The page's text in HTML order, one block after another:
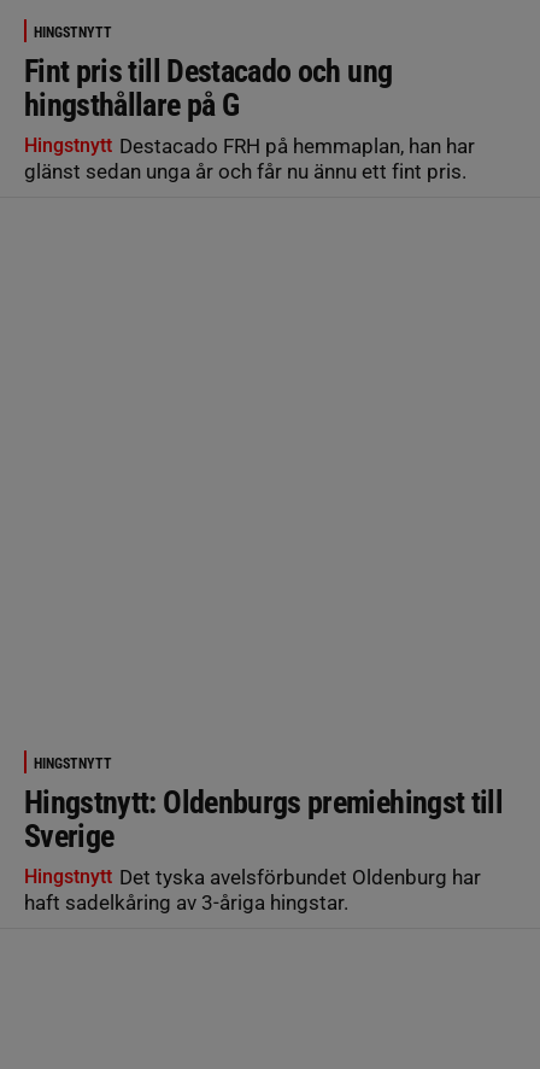
HINGSTNYTT
Fint pris till Destacado och ung
hingsthållare på G
Hingstnytt Destacado FRH på hemmaplan, han har
glänst sedan unga år och får nu ännu ett fint pris.
HINGSTNYTT
Hingstnytt: Oldenburgs premiehingst till
Sverige
Hingstnytt Det tyska avelsförbundet Oldenburg har
haft sadelkåring av 3-åriga hingstar.